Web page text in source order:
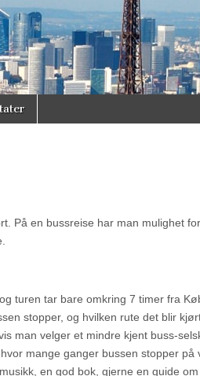
På en bussreise har man mulighet
turen tar bare omkring 7 timer fra
stopper, og hvilken rute det blir
man velger et mindre kjent buss-
mange ganger bussen stopper på
en god bok, gjerne en guide